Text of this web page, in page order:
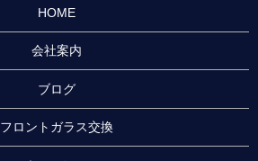
HOME
会社案内
ブログ
フロントガラス交換